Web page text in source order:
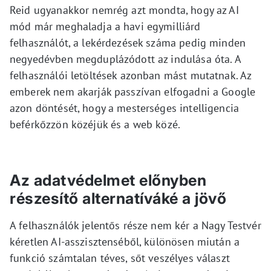
Reid ugyanakkor nemrég azt mondta, hogy az AI
mód már meghaladja a havi egymilliárd
felhasználót, a lekérdezések száma pedig minden
negyedévben megduplázódott az indulása óta. A
felhasználói letöltések azonban mást mutatnak. Az
emberek nem akarják passzívan elfogadni a Google
azon döntését, hogy a mesterséges intelligencia
beférkőzzön közéjük és a web közé.
Az adatvédelmet előnyben
részesítő alternatíváké a jövő
A felhasználók jelentős része nem kér a Nagy Testvér
kéretlen AI-asszisztenséből, különösen miután a
funkció számtalan téves, sőt veszélyes választ